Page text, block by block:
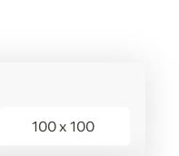
100 x 100